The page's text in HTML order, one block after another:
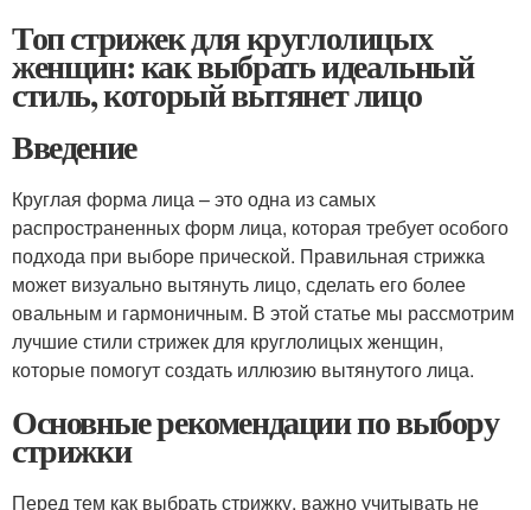
Топ стрижек для круглолицых
женщин: как выбрать идеальный
стиль, который вытянет лицо
Введение
Круглая форма лица – это одна из самых
распространенных форм лица, которая требует особого
подхода при выборе прической. Правильная стрижка
может визуально вытянуть лицо, сделать его более
овальным и гармоничным. В этой статье мы рассмотрим
лучшие стили стрижек для круглолицых женщин,
которые помогут создать иллюзию вытянутого лица.
Основные рекомендации по выбору
стрижки
Перед тем как выбрать стрижку, важно учитывать не